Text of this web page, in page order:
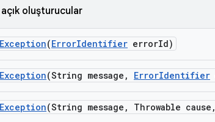
oluşturucular
Exception(ErrorIdentifier errorId)
Exception(String message , ErrorIdentifier
Exception(String message , Throwable cause ,